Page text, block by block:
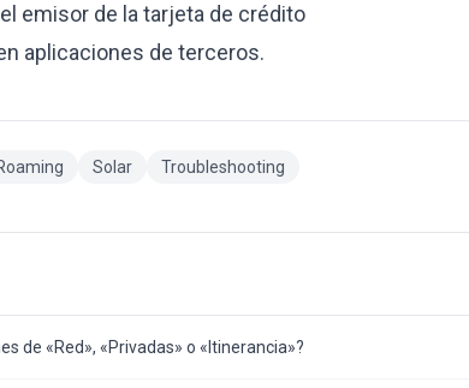
emisor de la tarjeta de crédito
aplicaciones de terceros.
Solar Troubleshooting
de «Red», «Privadas» o «Itinerancia»?